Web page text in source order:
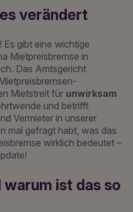
verändert
Es gibt eine wichtige
Mietpreisbremse in
Das Amtsgericht
Mietstreit für unwirksam
und betrifft
Vermieter in unserer
mal gefragt habt, was das
wirklich bedeutet –
warum ist das so